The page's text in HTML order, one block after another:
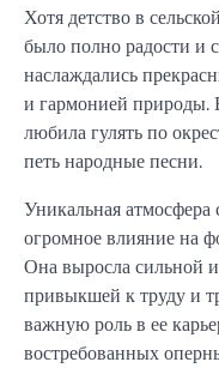
Хотя детство в
было полно радости и
наслаждались
и гармонией природы.
любила гулять по
петь народные песни.
Уникальная атмосфера
огромное влияние на
Она выросла сильной
привыкшей к труду и
важную роль в ее
востребованных